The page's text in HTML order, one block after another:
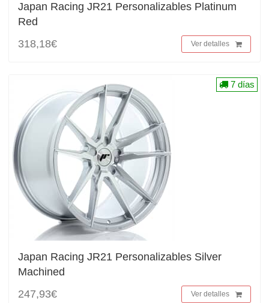
Japan Racing JR21 Personalizables Platinum
Red
318,18€
Ver detalles
Japan Racing JR21 Personalizables Silver
Machined
247,93€
Ver detalles
7 días